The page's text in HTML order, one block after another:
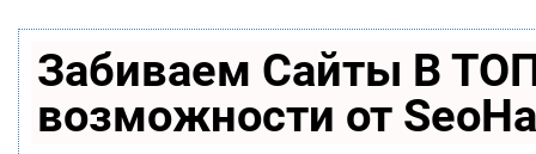
Забиваем Сайты В
возможности от